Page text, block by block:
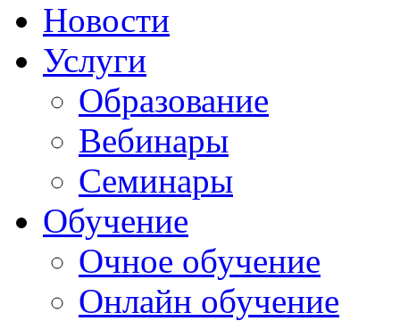
Новости
Услуги
Образование
Вебинары
Семинары
Обучение
Очное обучение
Онлайн обучение